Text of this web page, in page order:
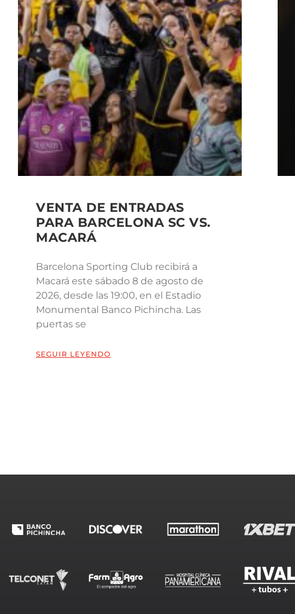
VENTA DE ENTRADAS
PARA BARCELONA SC VS.
MACARÁ
Barcelona Sporting Club recibirá a
Macará este sábado 8 de agosto de
2026, desde las 19:00, en el Estadio
Monumental Banco Pichincha. Las
puertas se
SEGUIR LEYENDO